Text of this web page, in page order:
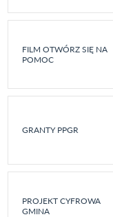
FILM OTWÓRZ SIĘ NA
POMOC
GRANTY PPGR
PROJEKT CYFROWA
GMINA